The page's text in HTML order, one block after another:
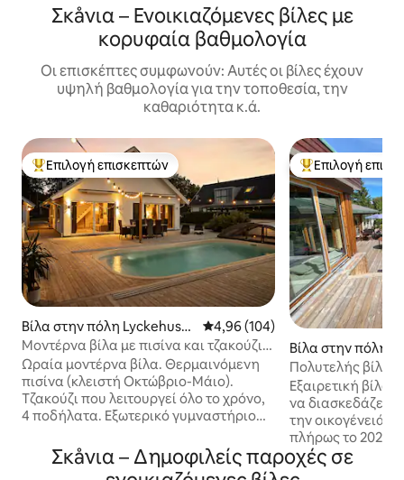
Σκåνια – Ενοικιαζόμενες βίλες με
κορυφαία βαθμολογία
Οι επισκέπτες συμφωνούν: Αυτές οι βίλες έχουν
υψηλή βαθμολογία για την τοποθεσία, την
καθαριότητα κ.ά.
Κορυφαία επιλογή επισκεπτών
Επιλογή επισκεπτών
Βίλα στην πόλη Lyckehuse
n
Μέση βαθμολογία: 4,96 στα 5,
4,96 (104)
Μοντέρνα βίλα με πισίνα και τζακούζι.
Σάουνα στο σπίτι της πισίνας
Ωραία μοντέρνα βίλα. Θερμαινόμενη
πισίνα (κλειστή Οκτώβριο-Μάιο).
Τζακούζι που λειτουργεί όλο το χρόνο,
4 ποδήλατα. Εξωτερικό γυμναστήριο
πισίνα και σάουνα. 2 υπνοδωμάτια
στον επάνω όροφο 2 x 140 εκ. κρεβάτι.
Κορυφαία
Επιλογή
Βίλα στην πόλη
n-Havsbaden
Πολυτελής βίλα
τηλεόραση 98'
Εξαιρετική βίλα
να διασκεδάζετε
την οικογένειά
πλήρως το 2021,
παραλία,
Sonus Arc, Sub &
Σκåνια – Δημοφιλείς παροχές σε